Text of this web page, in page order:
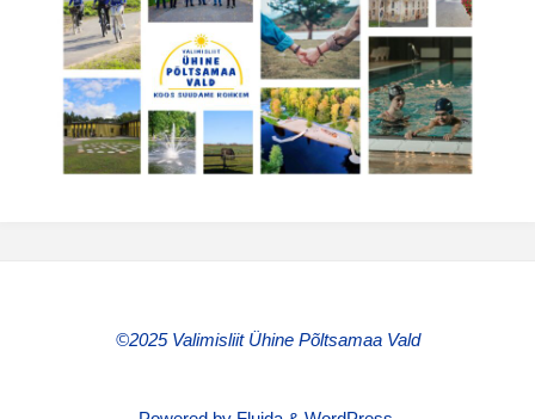
©2025 Valimisliit Ühine Põltsamaa Vald